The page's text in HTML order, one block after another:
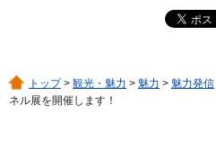
トップ> 観光・魅力 > 魅力 > 魅力発信
ネル展を開催します！